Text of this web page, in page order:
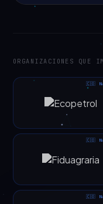
ORGANIZACIONES QUE